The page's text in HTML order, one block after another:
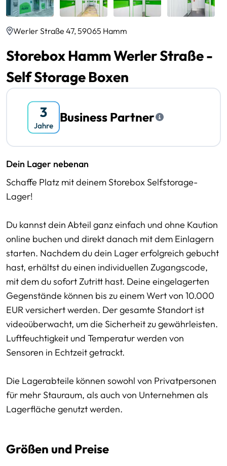
Werler Straße 47, 59065 Hamm
Storebox Hamm Werler Straße -
Self Storage Boxen
Business Partner
Dein Lager nebenan
Schaffe Platz mit deinem Storebox Selfstorage-
Lager!
Du kannst dein Abteil ganz einfach und ohne Kaution
online buchen und direkt danach mit dem Einlagern
starten. Nachdem du dein Lager erfolgreich gebucht
hast, erhältst du einen individuellen Zugangscode,
mit dem du sofort Zutritt hast. Deine eingelagerten
Gegenstände können bis zu einem Wert von 10.000
EUR versichert werden. Der gesamte Standort ist
videoüberwacht, um die Sicherheit zu gewährleisten.
Luftfeuchtigkeit und Temperatur werden von
Sensoren in Echtzeit getrackt.
Die Lagerabteile können sowohl von Privatpersonen
für mehr Stauraum, als auch von Unternehmen als
Lagerfläche genutzt werden.
Größen und Preise